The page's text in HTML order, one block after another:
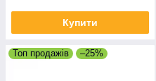
Купити
Топ продажів –25%